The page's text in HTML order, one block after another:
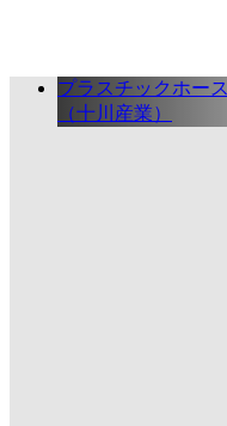
プラスチックホース
（十川産業）